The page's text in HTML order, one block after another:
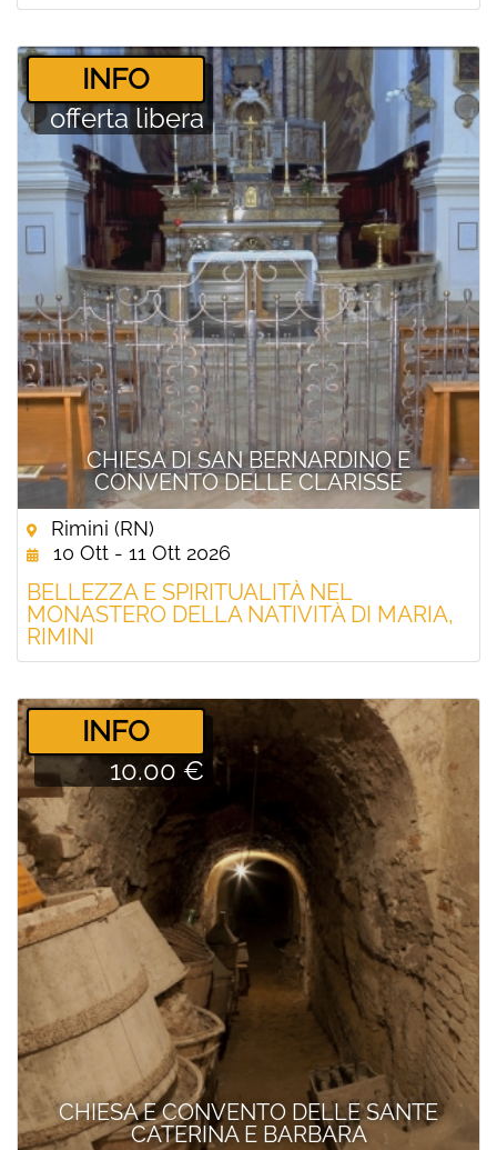
CHIESA DI SAN BERNARDINO E
CONVENTO DELLE CLARISSE
­INFO
offerta libera
Rimini (RN)
10 Ott - 11 Ott 2026
BELLEZZA E SPIRITUALITÀ NEL
MONASTERO DELLA NATIVITÀ DI MARIA,
RIMINI
CHIESA E CONVENTO DELLE SANTE
CATERINA E BARBARA
­INFO
10.00 €